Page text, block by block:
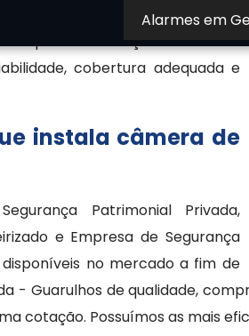
Alarmes em
pode também fornecer
que faz instalação de câmera
cobertura adequada e
instala câmera de
Patrimonial Privada,
e Empresa de Segurança
no mercado a fim de
- Guarulhos de qualidade,
cotação. Possuímos as mais